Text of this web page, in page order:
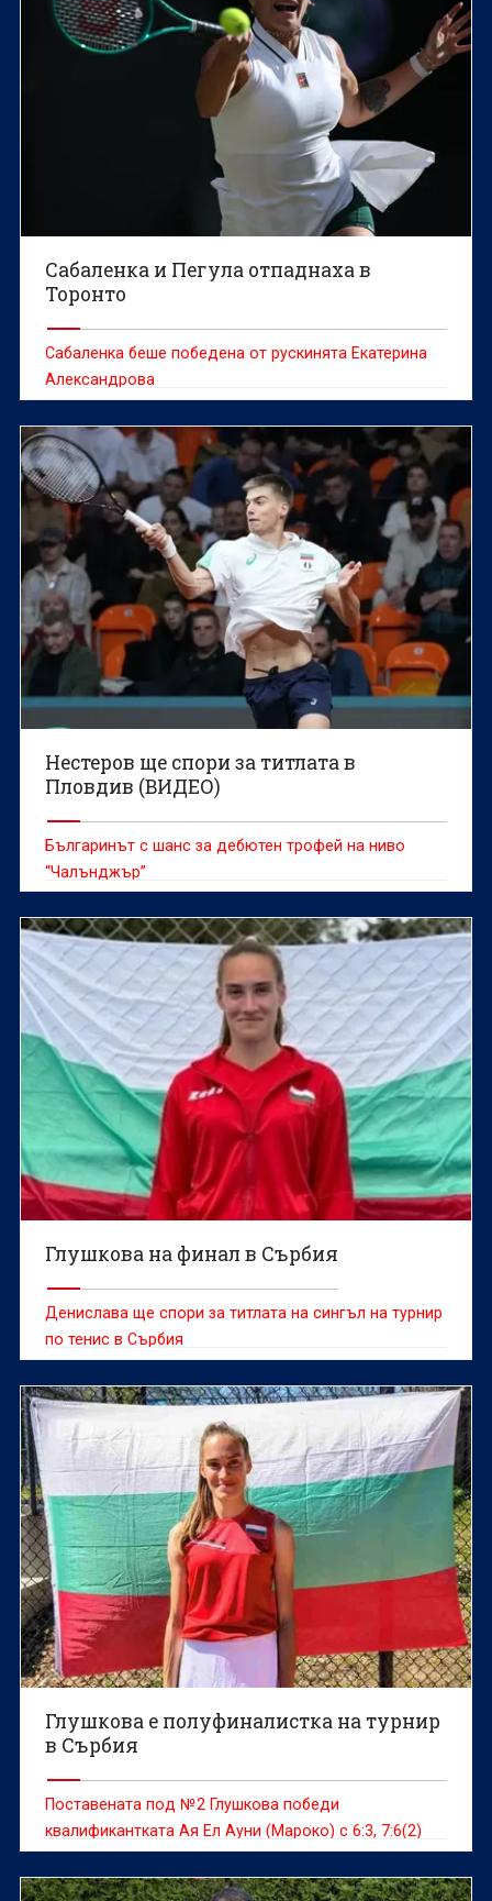
Сабаленка и Пегула отпаднаха в
Торонто
Сабаленка беше победена от рускинята Екатерина
Александрова
Нестеров ще спори за титлата в
Пловдив (ВИДЕО)
Българинът с шанс за дебютен трофей на ниво
“Чалънджър”
Глушкова на финал в Сърбия
Денислава ще спори за титлата на сингъл на турнир
по тенис в Сърбия
Глушкова е полуфиналистка на турнир
в Сърбия
Поставената под №2 Глушкова победи
квалификантката Ая Ел Ауни (Мароко) с 6:3, 7:6(2)